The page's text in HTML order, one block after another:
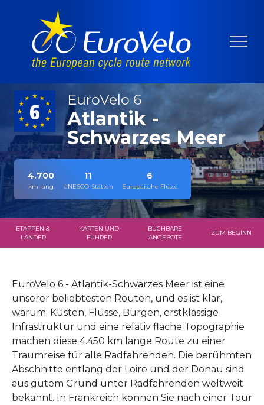
EuroVelo 6
Atlantik -
Schwarzes Meer
4.700
km lang
11
UNESCO-Stätten
6
Europäische Flüsse
ETAPPEN &
LÄNDER
KARTEN UND
FÜHRER
BUCHBARE
ANGEBOTE
ZUM BEGINN
EuroVelo 6 - Atlantik-Schwarzes Meer ist eine
unserer beliebtesten Routen, und es ist klar,
warum: Küsten, Flüsse, Burgen, erstklassige
Infrastruktur und eine relativ flache Topographie
machen diese 4.450 km lange Route zu einer
Traumreise für alle Radfahrenden. Die berühmten
Abschnitte entlang der Loire und der Donau sind
aus gutem Grund unter Radfahrenden weltweit
bekannt. In Frankreich können Sie nach einer Tour